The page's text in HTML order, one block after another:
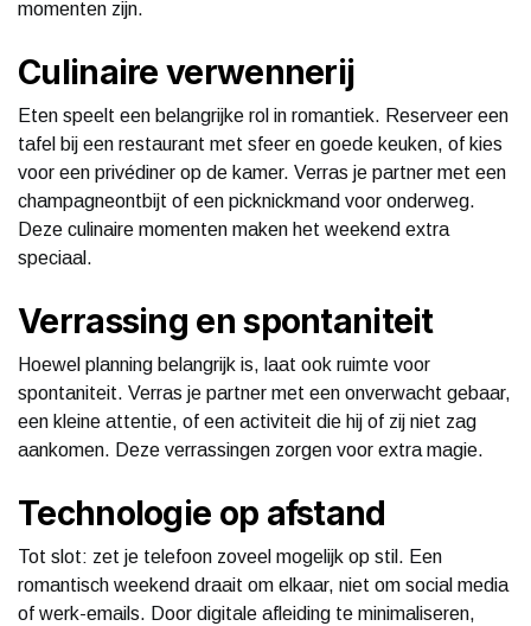
momenten zijn.
Culinaire verwennerij
Eten speelt een belangrijke rol in romantiek. Reserveer een
tafel bij een restaurant met sfeer en goede keuken, of kies
voor een privédiner op de kamer. Verras je partner met een
champagneontbijt of een picknickmand voor onderweg.
Deze culinaire momenten maken het weekend extra
speciaal.
Verrassing en spontaniteit
Hoewel planning belangrijk is, laat ook ruimte voor
spontaniteit. Verras je partner met een onverwacht gebaar,
een kleine attentie, of een activiteit die hij of zij niet zag
aankomen. Deze verrassingen zorgen voor extra magie.
Technologie op afstand
Tot slot: zet je telefoon zoveel mogelijk op stil. Een
romantisch weekend draait om elkaar, niet om social media
of werk-emails. Door digitale afleiding te minimaliseren,